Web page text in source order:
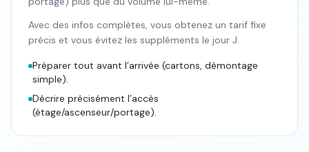
Avec des infos complètes, vous obtenez un tarif fixe
précis et vous évitez les suppléments le jour J.
Préparer tout avant l’arrivée (cartons, démontage
simple).
Décrire précisément l’accès
(étage/ascenseur/portage).